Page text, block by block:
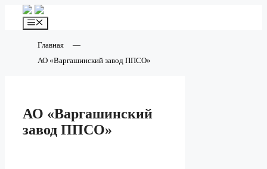
Перейти
содержимому
Меню
Главная
—
АО «Варгашинский завод ППСО»
АО «Варгашинский
завод ППСО»